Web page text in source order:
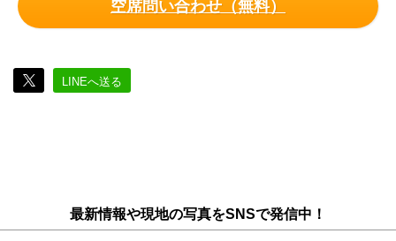
空席問い合わせ（無料）
LINEへ送る
最新情報や現地の写真をSNSで発信中！